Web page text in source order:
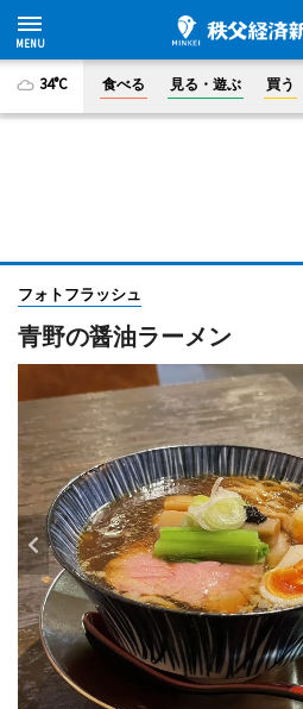
34°C 食べる 見る・遊ぶ 買う
フォトフラッシュ
青野の醤油ラーメン